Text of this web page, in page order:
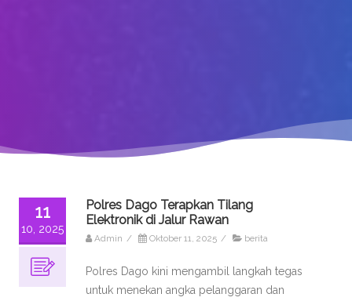
11
10, 2025
Polres Dago Terapkan Tilang
Elektronik di Jalur Rawan
Admin / Oktober 11, 2025 / berita
Polres Dago kini mengambil langkah tegas
untuk menekan angka pelanggaran dan